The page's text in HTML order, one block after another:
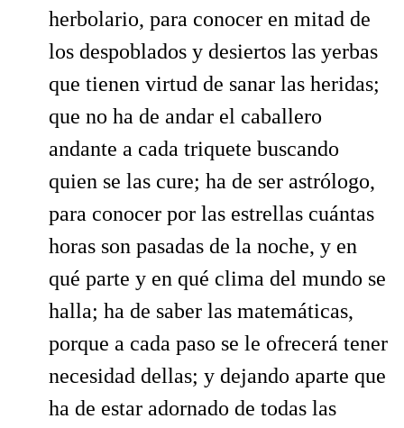
herbolario, para conocer en mitad de
los despoblados y desiertos las yerbas
que tienen virtud de sanar las heridas;
que no ha de andar el caballero
andante a cada triquete buscando
quien se las cure; ha de ser astrólogo,
para conocer por las estrellas cuántas
horas son pasadas de la noche, y en
qué parte y en qué clima del mundo se
halla; ha de saber las matemáticas,
porque a cada paso se le ofrecerá tener
necesidad dellas; y dejando aparte que
ha de estar adornado de todas las